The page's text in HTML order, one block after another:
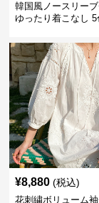
韓国風ノースリー
ゆったり着こなし 5
¥8,880 (税込)
花刺繍ボリューム